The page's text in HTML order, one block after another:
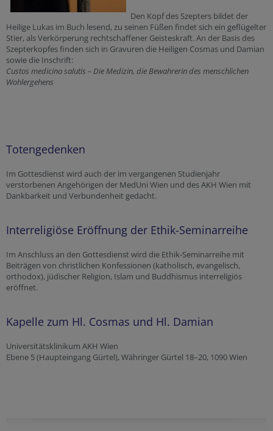
Den Kopf des Szepters bildet der
Heilige Lukas im Buch lesend, zu seinen Füßen findet sich ein geflügelter
Stier, als Verkörperung rechtschaffener Geisteskraft. An der Basis des
Szepterkopfes finden sich in Gravuren die Heiligen Cosmas und Damian
sowie die Inschrift:
Custos medicina salutis – Die Medizin, die Bewahrerin des menschlichen
Wohlergehens
Totengedenken
Im Gottesdienst wird auch der im vergangenen Studienjahr
verstorbenen Angehörigen der MedUni Wien und des AKH Wien mit
Dankbarkeit und Verbundenheit gedacht.
Interreligiöse Eröffnung der Ethik-Seminarreihe
Im Anschluss an den Gottesdienst wird die Ethik-Seminarreihe mit
Beiträgen von christlichen Konfessionen (katholisch, evangelisch,
orthodox), jüdischer Religion, Islam und Buddhismus interreligiös
eröffnet.
Kapelle zum Hl. Cosmas und Hl. Damian
Universitätsklinikum AKH Wien
Ebene 5 (Haupteingang Gürtel), Währinger Gürtel 18–20, 1090 Wien